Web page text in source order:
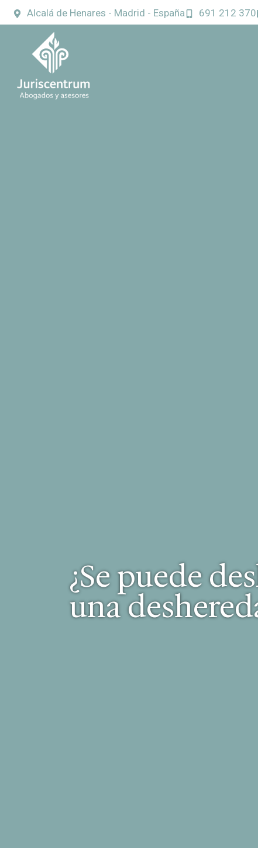
Alcalá de Henares - Madrid - España 691 212 370
¿Se puede
una